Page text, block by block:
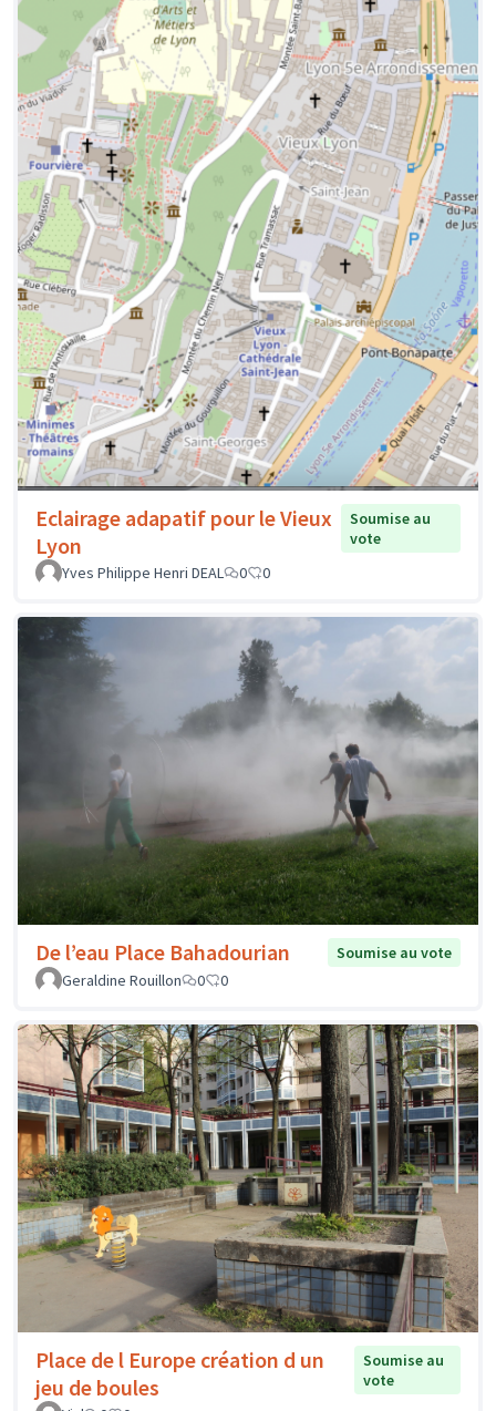
Eclairage adapatif pour le Vieux
Lyon
Soumise au
vote
Yves Philippe Henri DEAL
0 0
De l’eau Place Bahadourian
Soumise au vote
Geraldine Rouillon
0 0
Place de l Europe création d un
jeu de boules
Soumise au
vote